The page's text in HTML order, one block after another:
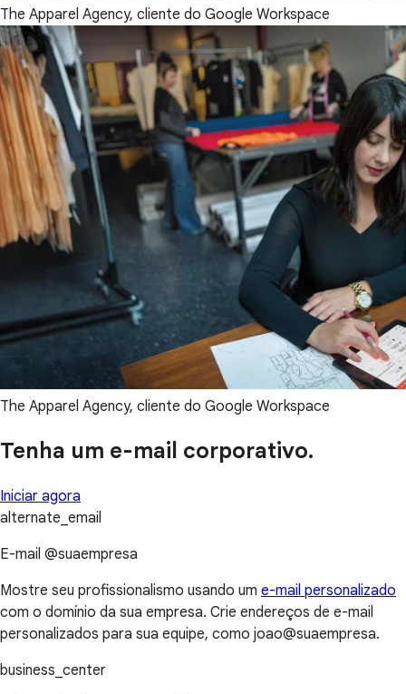
The Apparel Agency, cliente do Google Workspace
The Apparel Agency, cliente do Google Workspace
Tenha um e-mail corporativo.
Iniciar agora
alternate_email
E-mail @suaempresa
Mostre seu profissionalismo usando um e-mail personalizado
com o domínio da sua empresa. Crie endereços de e-mail
personalizados para sua equipe, como joao@suaempresa.
business_center